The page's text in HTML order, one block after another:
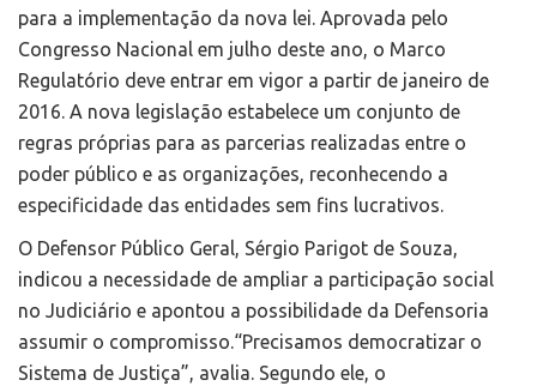
para a implementação da nova lei. Aprovada pelo
Congresso Nacional em julho deste ano, o Marco
Regulatório deve entrar em vigor a partir de janeiro de
2016. A nova legislação estabelece um conjunto de
regras próprias para as parcerias realizadas entre o
poder público e as organizações, reconhecendo a
especificidade das entidades sem fins lucrativos.
O Defensor Público Geral, Sérgio Parigot de Souza,
indicou a necessidade de ampliar a participação social
no Judiciário e apontou a possibilidade da Defensoria
assumir o compromisso.“Precisamos democratizar o
Sistema de Justiça”, avalia. Segundo ele, o